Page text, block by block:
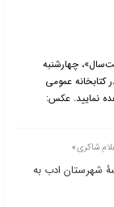
چهارشنبه
عمومی
نمایید. عکس:
شاکری»
شهرستان ادب به